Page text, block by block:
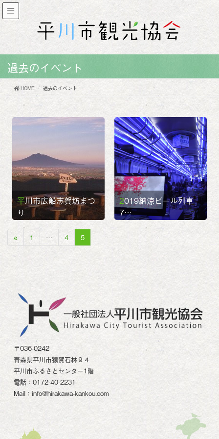
過去のイベント
HOME 過去のイベント
平川市広船志賀坊まつ
り
2019納涼ビール列車
7…
« 1 … 4 5
〒036-0242
青森県平川市猿賀石林９４
平川市ふるさとセンター1階
電話：0172-40-2231
Mail：info@hirakawa-kankou.com